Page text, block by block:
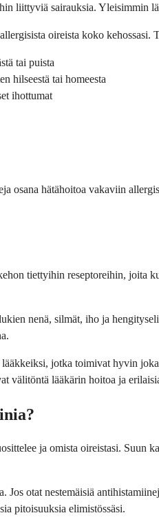
liittyviä sairauksia. Yleisimmin
oireista koko
tai puista
hilseestä tai homeesta
ihottumat
osana hätähoitoa vakaviin
tiettyihin reseptoreihin, joita
nenä, silmät, iho ja
jotka toimivat hyvin
välitöntä lääkärin hoitoa ja
ja omista oireistasi. Suun
otat nestemäisiä
pitoisuuksia elimistössäsi.